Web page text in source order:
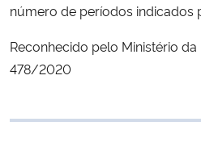
Ministério da Ciência, Tecnologia,
Ministério do Meio Ambiente
número de períodos indicados
Reconhecido pelo Ministério
478/2020